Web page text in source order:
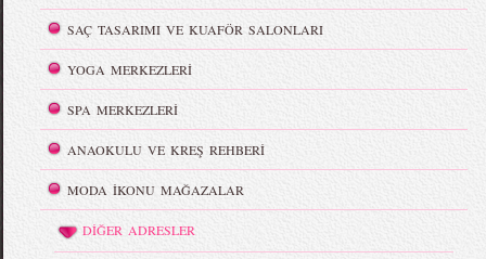
SAÇ TASARIMI VE KUAFÖR SALONLARI
YOGA MERKEZLERİ
SPA MERKEZLERİ
ANAOKULU VE KREŞ REHBERİ
MODA İKONU MAĞAZALAR
DİĞER ADRESLER